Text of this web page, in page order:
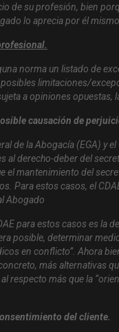
de su profesión, bien
lo aprecia por él
norma un listado de
limitaciones/
a opiniones opuestas,
causación de
de la Abogacía (EGA) y
al derecho-deber del
el mantenimiento del
Para estos casos, el
Abogado
para estos casos es la
posible, determinar
en conflicto”. Ahora
más alternativas
respecto más que la
del cliente.